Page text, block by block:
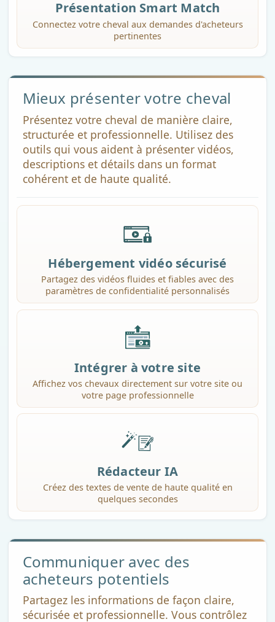
Présentation Smart Match
Connectez votre cheval aux demandes d'acheteurs
pertinentes
Mieux présenter votre cheval
Présentez votre cheval de manière claire,
structurée et professionnelle. Utilisez des
outils qui vous aident à présenter vidéos,
descriptions et détails dans un format
cohérent et de haute qualité.
Hébergement vidéo sécurisé
Partagez des vidéos fluides et fiables avec des
paramètres de confidentialité personnalisés
Intégrer à votre site
Affichez vos chevaux directement sur votre site ou
votre page professionnelle
Rédacteur IA
Créez des textes de vente de haute qualité en
quelques secondes
Communiquer avec des
acheteurs potentiels
Partagez les informations de façon claire,
sécurisée et professionnelle. Vous contrôlez